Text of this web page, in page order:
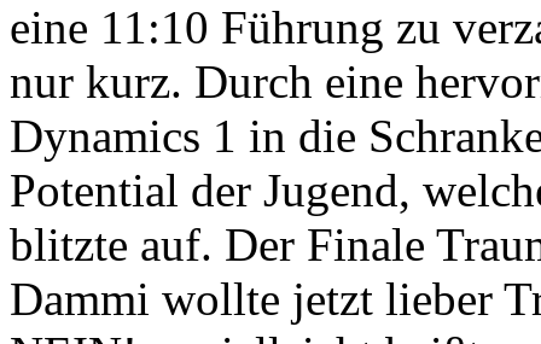
eine 11:10 Führung zu
nur kurz. Durch eine
Dynamics 1 in die
Potential der Jugend,
blitzte auf. Der Finale
Dammi wollte jetzt lieber